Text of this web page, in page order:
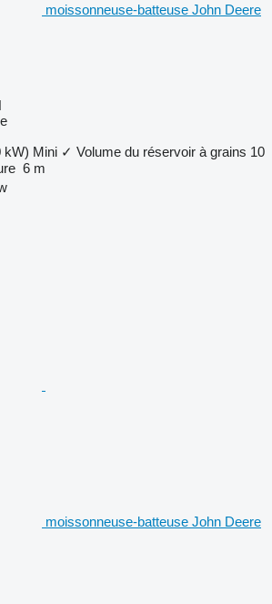
moissonneuse-batteuse John Deere
kW) Mini ✓ Volume du réservoir à grains 10
6 m
moissonneuse-batteuse John Deere